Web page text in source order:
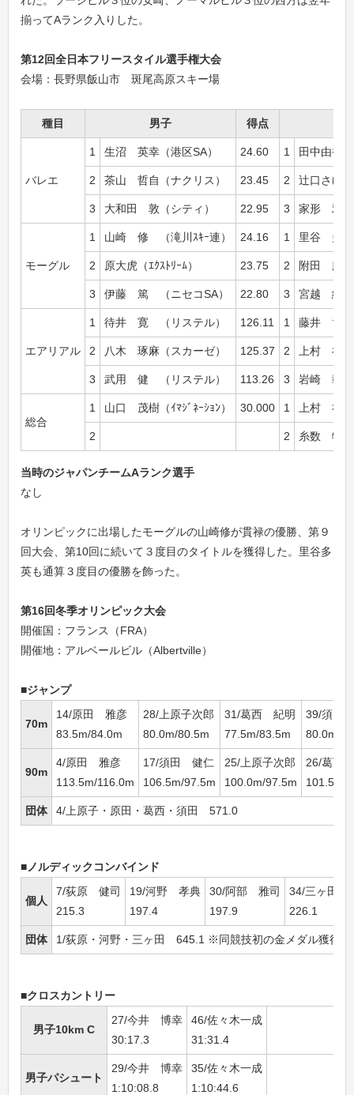
揃ってAランク入りした。
第12回全日本フリースタイル選手権大会
会場：長野県飯山市 斑尾高原スキー場
種目 男子 得点
バレエ
1 生沼 英幸（港区SA） 24.60 1 田中由香
2 茶山 哲自（ナクリス） 23.45 2 辻口さゆ
3 大和田 敦（シティ） 22.95 3 家形 雅美
モーグル
1 山崎 修 （滝川ｽｷｰ連） 24.16 1 里谷 多英
2 原大虎（ｴｸｽﾄﾘｰﾑ） 23.75 2 附田 麻美
3 伊藤 篤 （ニセコSA） 22.80 3 宮越 緑
エアリアル
1 待井 寛 （リステル） 126.11 1 藤井 博子
2 八木 琢麻（スカーゼ） 125.37 2 上村 祐代
3 武用 健 （リステル） 113.26 3 岩崎 彰子
総合
1 山口 茂樹（ｲﾏｼﾞﾈｰｼｮﾝ） 30.000 1 上村 祐代
2 2 糸数 牧子
当時のジャパンチームAランク選手
なし
オリンピックに出場したモーグルの山崎修が貫禄の優勝、第９
回大会、第10回に続いて３度目のタイトルを獲得した。里谷多
英も通算３度目の優勝を飾った。
第16回冬季オリンピック大会
開催国：フランス（FRA）
開催地：アルベールビル（Albertville）
■ジャンプ
70m
14/原田 雅彦
83.5m/84.0m
28/上原子次郎
80.0m/80.5m
31/葛西 紀明
77.5m/83.5m
39/須田
80.0m/
90m
4/原田 雅彦
113.5m/116.0m
17/須田 健仁
106.5m/97.5m
25/上原子次郎
100.0m/97.5m
26/葛西
101.5m/
団体 4/上原子・原田・葛西・須田 571.0
■ノルディックコンバインド
個人
7/荻原 健司
215.3
19/河野 孝典
197.4
30/阿部 雅司
197.9
34/三ヶ田礼
226.1
団体 1/荻原・河野・三ヶ田 645.1 ※同競技初の金メダル獲得
■クロスカントリー
男子10km C
27/今井 博幸
30:17.3
46/佐々木一成
31:31.4
男子パシュート
29/今井 博幸
1:10:08.8
35/佐々木一成
1:10:44.6